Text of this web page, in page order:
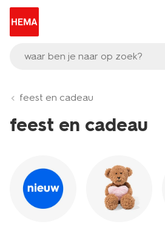
waar ben je naar op zoek?
feest en cadeau
feest en cadeau